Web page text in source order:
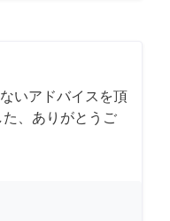
いアドバイスを頂
、ありがとうご